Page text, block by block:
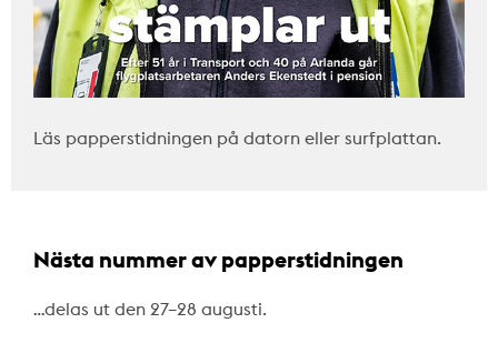
Läs papperstidningen på datorn eller surfplattan.
Nästa nummer av papperstidningen
…delas ut den 27–28 augusti.